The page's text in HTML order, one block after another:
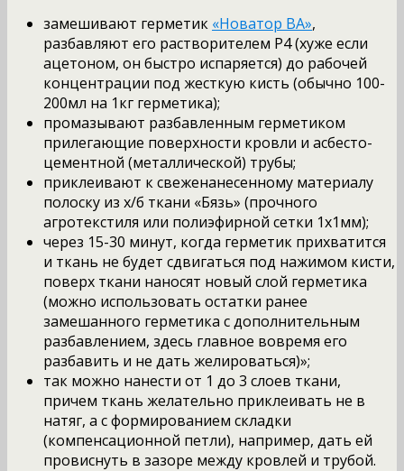
замешивают герметик «Новатор ВА»,
разбавляют его растворителем Р4 (хуже если
ацетоном, он быстро испаряется) до рабочей
концентрации под жесткую кисть (обычно 100-
200мл на 1кг герметика);
промазывают разбавленным герметиком
прилегающие поверхности кровли и асбесто-
цементной (металлической) трубы;
приклеивают к свеженанесенному материалу
полоску из х/б ткани «Бязь» (прочного
агротекстиля или полиэфирной сетки 1х1мм);
через 15-30 минут, когда герметик прихватится
и ткань не будет сдвигаться под нажимом кисти,
поверх ткани наносят новый слой герметика
(можно использовать остатки ранее
замешанного герметика с дополнительным
разбавлением, здесь главное вовремя его
разбавить и не дать желироваться)»;
так можно нанести от 1 до 3 слоев ткани,
причем ткань желательно приклеивать не в
натяг, а с формированием складки
(компенсационной петли), например, дать ей
провиснуть в зазоре между кровлей и трубой.